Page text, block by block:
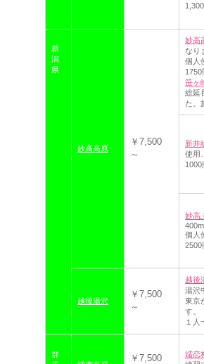
新
潟
県
妙高高原
￥7,500
～
妙高
なり
個
1750
笹ヶ
総延
た。
新井
使用
妙高
個
2500
越後湯沢
￥7,500
～
越後
湯沢
東京
す。
１
群
￥7,500
嬬恋